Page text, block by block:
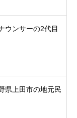
ウンサーの2代目
県上田市の地元民